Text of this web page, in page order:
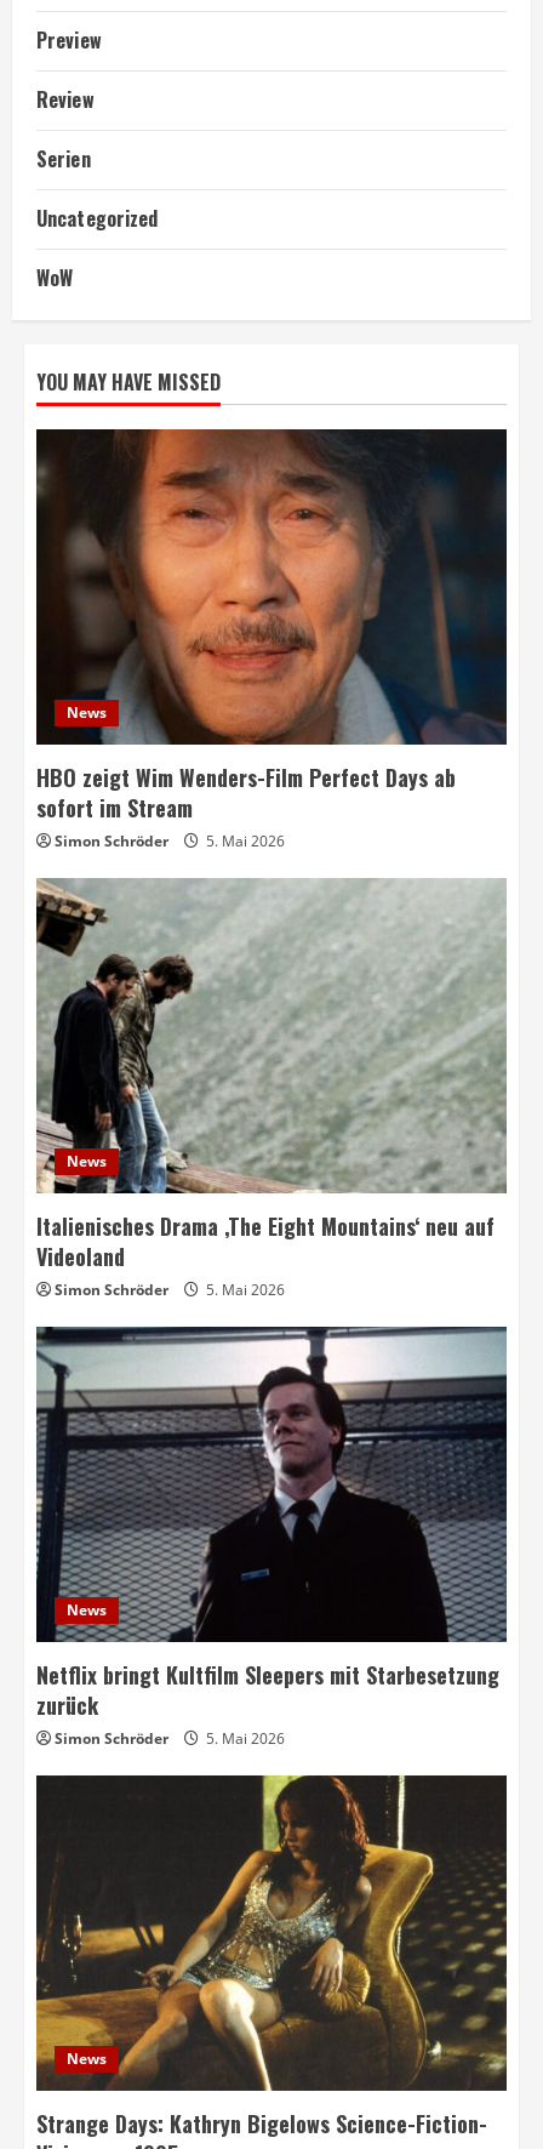
Preview
Review
Serien
Uncategorized
WoW
YOU MAY HAVE MISSED
News
HBO zeigt Wim Wenders-Film Perfect Days ab
sofort im Stream
Simon Schröder 5. Mai 2026
News
Italienisches Drama ‚The Eight Mountains‘ neu auf
Videoland
Simon Schröder 5. Mai 2026
News
Netflix bringt Kultfilm Sleepers mit Starbesetzung
zurück
Simon Schröder 5. Mai 2026
News
Strange Days: Kathryn Bigelows Science-Fiction-